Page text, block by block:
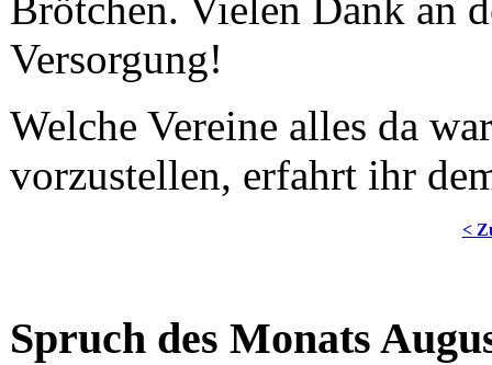
Versorgung!
Welche Vereine alles da
vorzustellen, erfahrt ihr
<
Spruch des Monats